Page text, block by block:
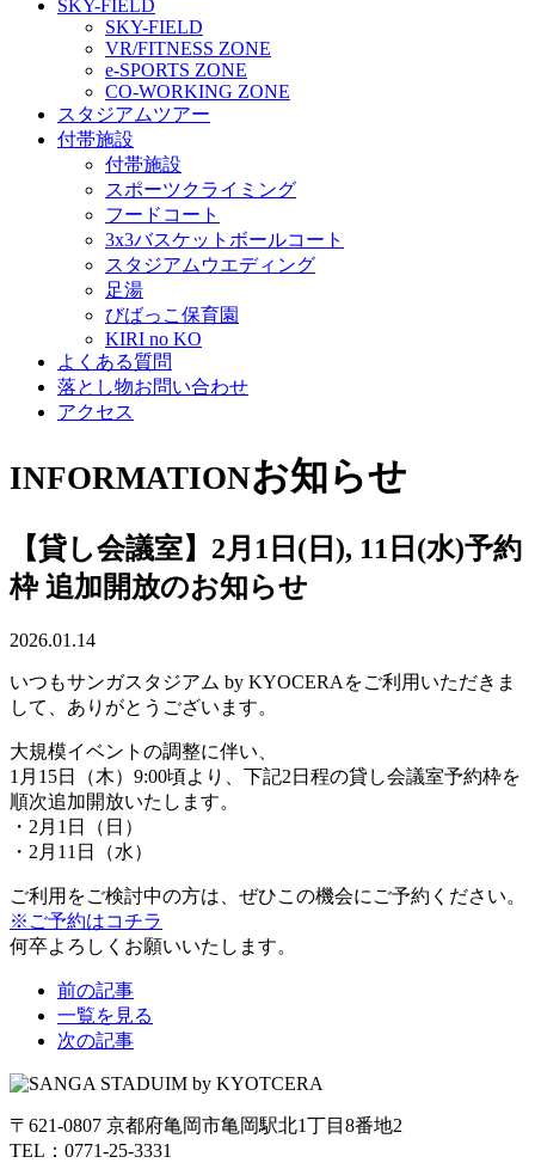
SKY-FIELD
SKY-FIELD
VR/FITNESS ZONE
e-SPORTS ZONE
CO-WORKING ZONE
スタジアムツアー
付帯施設
付帯施設
スポーツクライミング
フードコート
3x3バスケットボールコート
スタジアムウエディング
足湯
びばっこ保育園
KIRI no KO
よくある質問
落とし物お問い合わせ
アクセス
INFORMATIONお知らせ
【貸し会議室】2月1日(日), 11日(水)予約
枠 追加開放のお知らせ
2026.01.14
いつもサンガスタジアム by KYOCERAをご利用いただきま
して、ありがとうございます。
大規模イベントの調整に伴い、
1月15日（木）9:00頃より、下記2日程の貸し会議室予約枠を
順次追加開放いたします。
・2月1日（日）
・2月11日（水）
ご利用をご検討中の方は、ぜひこの機会にご予約ください。
※ご予約はコチラ
何卒よろしくお願いいたします。
前の記事
一覧を見る
次の記事
〒621-0807 京都府亀岡市亀岡駅北1丁目8番地2
TEL：0771-25-3331